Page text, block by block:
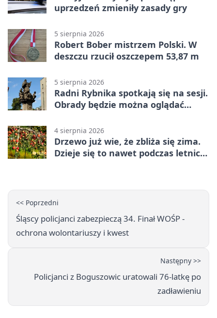
uprzedzeń zmieniły zasady gry
5 sierpnia 2026
Robert Bober mistrzem Polski. W
deszczu rzucił oszczepem 53,87 m
5 sierpnia 2026
Radni Rybnika spotkają się na sesji.
Obrady będzie można oglądać
4 sierpnia 2026
Drzewo już wie, że zbliża się zima.
Dzieje się to nawet podczas letnich
<< Poprzedni
Śląscy policjanci zabezpieczą 34. Finał WOŚP -
ochrona wolontariuszy i kwest
Następny >>
Policjanci z Boguszowic uratowali 76-latkę po
zadławieniu